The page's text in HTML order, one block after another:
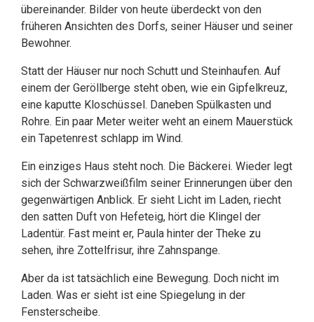
übereinander. Bilder von heute überdeckt von den
früheren Ansichten des Dorfs, seiner Häuser und seiner
Bewohner.
Statt der Häuser nur noch Schutt und Steinhaufen. Auf
einem der Geröllberge steht oben, wie ein Gipfelkreuz,
eine kaputte Kloschüssel. Daneben Spülkasten und
Rohre. Ein paar Meter weiter weht an einem Mauerstück
ein Tapetenrest schlapp im Wind.
Ein einziges Haus steht noch. Die Bäckerei. Wieder legt
sich der Schwarzweißfilm seiner Erinnerungen über den
gegenwärtigen Anblick. Er sieht Licht im Laden, riecht
den satten Duft von Hefeteig, hört die Klingel der
Ladentür. Fast meint er, Paula hinter der Theke zu
sehen, ihre Zottelfrisur, ihre Zahnspange.
Aber da ist tatsächlich eine Bewegung. Doch nicht im
Laden. Was er sieht ist eine Spiegelung in der
Fensterscheibe.